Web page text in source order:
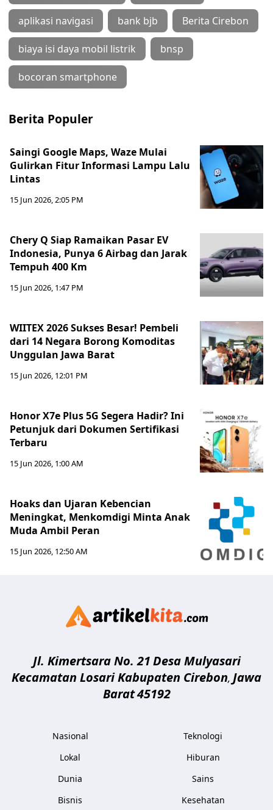
aplikasi navigasi bank bjb Berita Cirebon
biaya isi daya mobil listrik bnsp
bocoran smartphone
Berita Populer
Saingi Google Maps, Waze Mulai
Gulirkan Fitur Informasi Lampu Lalu
Lintas
15 Jun 2026, 2:05 PM
Chery Q Siap Ramaikan Pasar EV
Indonesia, Punya 6 Airbag dan Jarak
Tempuh 400 Km
15 Jun 2026, 1:47 PM
WIITEX 2026 Sukses Besar! Pembeli
dari 14 Negara Borong Komoditas
Unggulan Jawa Barat
15 Jun 2026, 12:01 PM
Honor X7e Plus 5G Segera Hadir? Ini
Petunjuk dari Dokumen Sertifikasi
Terbaru
15 Jun 2026, 1:00 AM
Hoaks dan Ujaran Kebencian
Meningkat, Menkomdigi Minta Anak
Muda Ambil Peran
15 Jun 2026, 12:50 AM
Jl. Kimertsara No. 21Desa Mulyasari
Kecamatan Losari Kabupaten Cirebon, Jawa
Barat45192
Nasional
Lokal
Dunia
Bisnis
Teknologi
Hiburan
Sains
Kesehatan